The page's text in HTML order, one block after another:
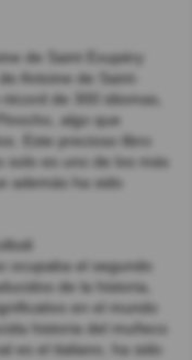
de Saint Exupéry
Antoine de Saint-
de 300 idiomas,
algo que
Este precioso libro
solo es uno de los más
además ha sido
ocupaba el segundo
de la historia,
en el mundo
historia del muñeco
es el italiano, ha sido